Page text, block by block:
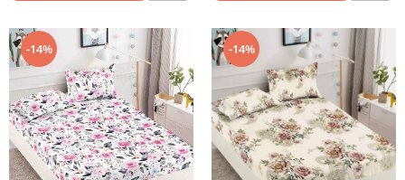
-14% -14%